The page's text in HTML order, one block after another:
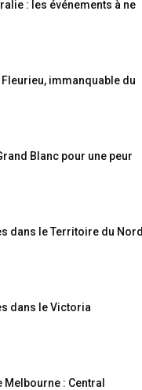
: les événements à ne
Fleurieu, immanquable du
Blanc pour une peur
dans le Territoire du Nord
dans le Victoria
: Central